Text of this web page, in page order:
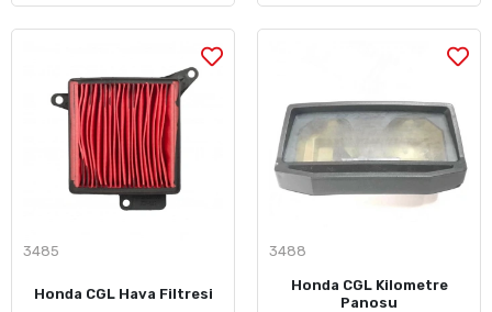
3485
Honda CGL Hava Filtresi
3488
Honda CGL Kilometre
Panosu